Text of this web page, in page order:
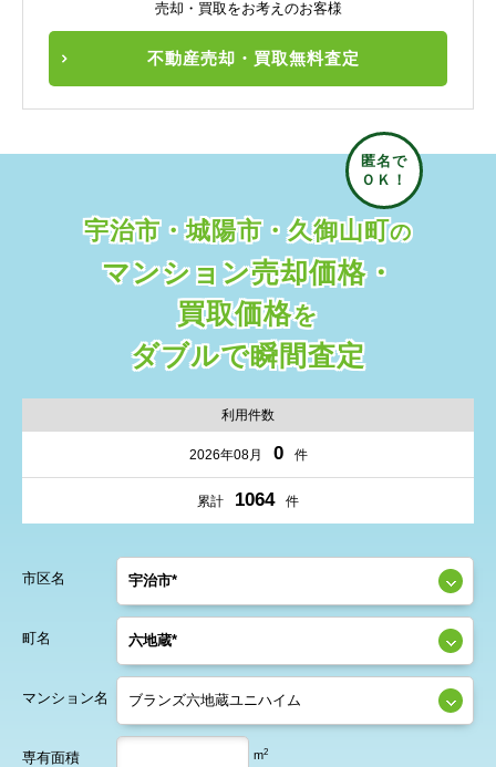
売却・買取をお考えのお客様
不動産売却・買取無料査定
宇治市・城陽市・久御山町の
マンション売却価格・
買取価格を
ダブルで瞬間査定
利用件数
2026年08月 0 件
累計 1064 件
市区名
町名
マンション名
専有面積 m2